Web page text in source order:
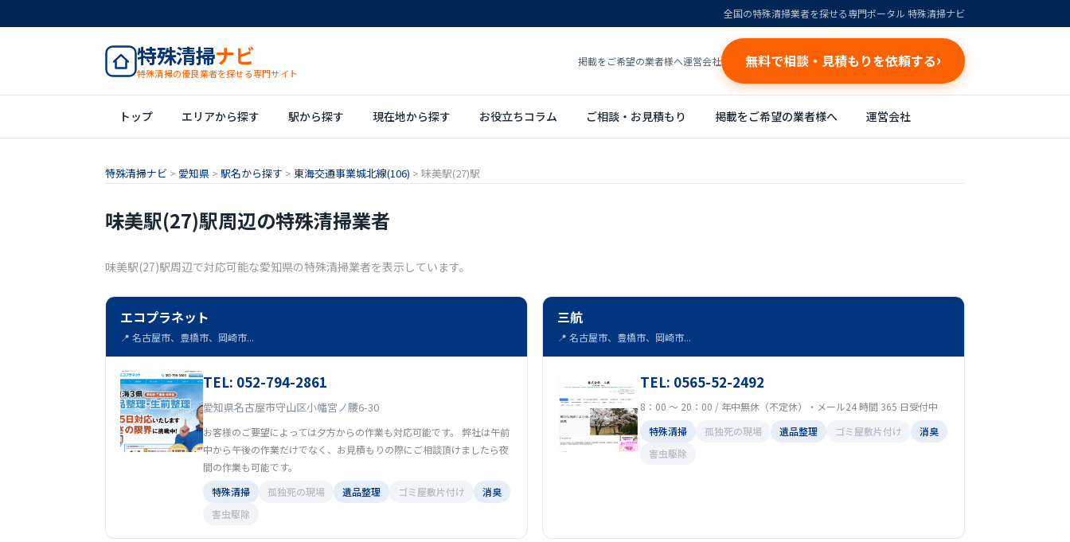
全国の特殊清掃業者を探せる専門ポータル 特殊清掃ナビ
特殊清掃ナビ
特殊清掃の優良業者を探せる専門サイト
掲載をご希望の業者様へ運営会社 無料で相談・見積もりを依頼する
トップ エリアから探す 駅から探す 現在地から探す お役立ちコラム ご相談・お見積もり 掲載をご希望の業者様へ 運営会社
特殊清掃ナビ > 愛知県 > 駅名から探す > 東海交通事業城北線(106) > 味美駅(27)駅
味美駅(27)駅周辺の特殊清掃業者
味美駅(27)駅周辺で対応可能な愛知県の特殊清掃業者を表示しています。
エコプラネット
📍 名古屋市、豊橋市、岡崎市...
TEL: 052-794-2861
愛知県名古屋市守山区小幡宮ノ腰6-30
お客様のご要望によっては夕方からの作業も対応可能です。 弊社は午前
中から午後の作業だけでなく、お見積もりの際にご相談頂けましたら夜
間の作業も可能です。
特殊清掃
孤独死の現場 遺品整理 ゴミ屋敷片付け
消臭
害虫駆除
三航
📍 名古屋市、豊橋市、岡崎市...
TEL: 0565-52-2492
8：00 ～ 20：00 / 年中無休（不定休）・メール24 時間 365 日受付中
特殊清掃
孤独死の現場 遺品整理 ゴミ屋敷片付け
消臭
害虫駆除